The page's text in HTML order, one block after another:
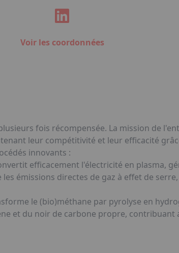
Voir les coordonnées
fois récompensée. La mission de
leur compétitivité et leur efficacité
innovants :
efficacement l'électricité en plasma,
émissions directes de gaz à effet de
le (bio)méthane par pyrolyse en
et du noir de carbone propre, contribuant